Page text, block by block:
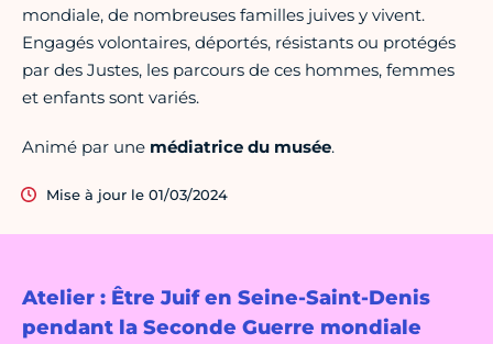
Atelier : Être Juif en Seine-Saint-Denis
pendant la Seconde Guerre mondiale
mondiale, de nombreuses familles juives y vivent.
Engagés volontaires, déportés, résistants ou protégés
par des Justes, les parcours de ces hommes, femmes
et enfants sont variés.
Animé par une médiatrice du musée.
Mise à jour le 01/03/2024